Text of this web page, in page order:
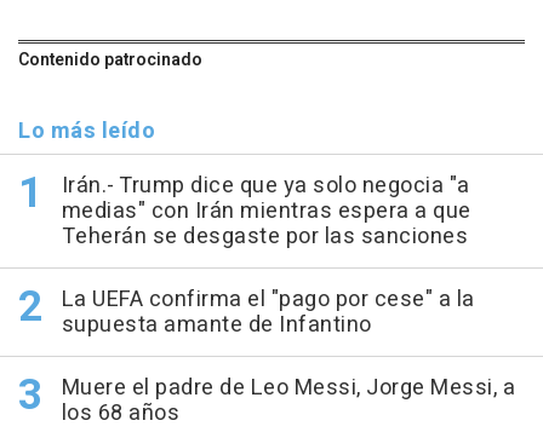
Contenido patrocinado
Lo más leído
Irán.- Trump dice que ya solo negocia "a
medias" con Irán mientras espera a que
Teherán se desgaste por las sanciones
La UEFA confirma el "pago por cese" a la
supuesta amante de Infantino
Muere el padre de Leo Messi, Jorge Messi, a
los 68 años